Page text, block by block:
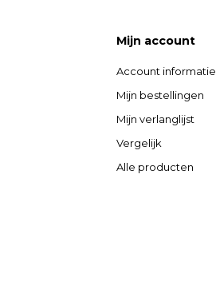
Mijn account
Account informatie
Mijn bestellingen
Mijn verlanglijst
Vergelijk
Alle producten